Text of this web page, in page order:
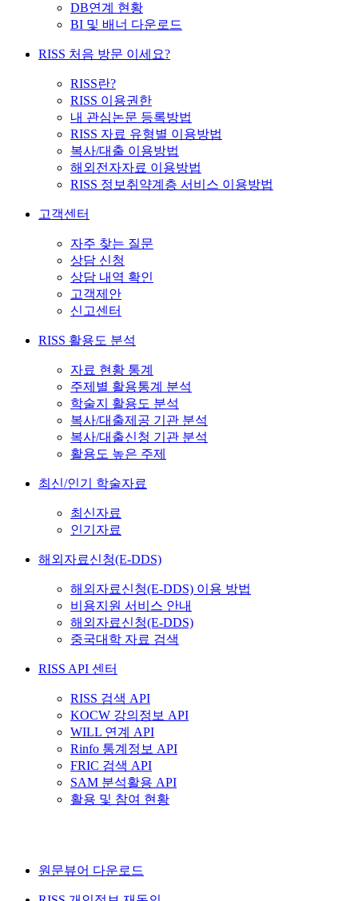
DB연계 현황
BI 및 배너 다운로드
RISS 처음 방문 이세요?
RISS란?
RISS 이용권한
내 관심논문 등록방법
RISS 자료 유형별 이용방법
복사/대출 이용방법
해외전자자료 이용방법
RISS 정보취약계층 서비스 이용방법
고객센터
자주 찾는 질문
상담 신청
상담 내역 확인
고객제안
신고센터
RISS 활용도 분석
자료 현황 통계
주제별 활용통계 분석
학술지 활용도 분석
복사/대출제공 기관 분석
복사/대출신청 기관 분석
활용도 높은 주제
최신/인기 학술자료
최신자료
인기자료
해외자료신청(E-DDS)
해외자료신청(E-DDS) 이용 방법
비용지원 서비스 안내
해외자료신청(E-DDS)
중국대학 자료 검색
RISS API 센터
RISS 검색 API
KOCW 강의정보 API
WILL 연계 API
Rinfo 통계정보 API
FRIC 검색 API
SAM 분석활용 API
활용 및 참여 현황
원문뷰어 다운로드